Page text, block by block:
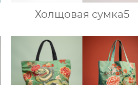
Холщовая сумка5